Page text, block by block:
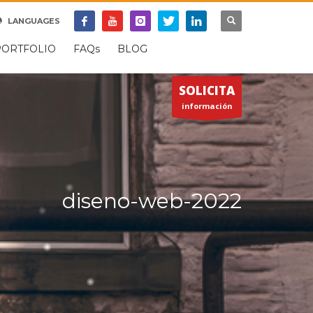
SOPORTE REMOTO
LANGUAGES
FAQs
BLOG
SOLICITA
información
diseno-web-2022